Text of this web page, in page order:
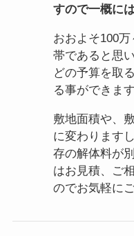
すので一概に
おおよそ100
帯であると思
どの予算を取
る事ができます
敷地面積や、
に変わります
存の解体料が
はお見積、ご
のでお気軽に